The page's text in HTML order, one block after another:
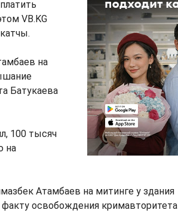
VB.KG
на
Батукаева
100 тысяч
на
Атамбаев на митинге у здания
освобождения кримавторитета